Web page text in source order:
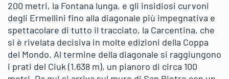
200 metri, la Fontana lunga, e gli insidiosi curvoni
degli Ermellini fino alla diagonale più impegnativa e
spettacolare di tutto il tracciato, la Carcentina, che
si è rivelata decisiva in molte edizioni della Coppa
del Mondo. Al termine della diagonale si raggiungono
i prati del Ciuk (1.638 m), un pianoro di circa 100